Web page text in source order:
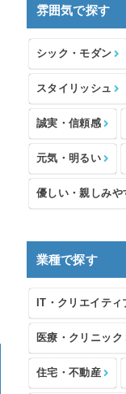
雰囲気で探す
シック・モダン
スタイリッシュ
誠実・信頼感
元気・明るい
優しい・親しみや
業種で探す
IT・クリエイティ
医療・クリニック
住宅・不動産